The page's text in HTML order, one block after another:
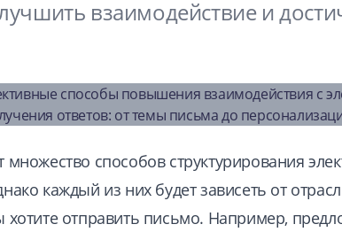
взаимодействие и
множество способов структурирования
каждый из них будет зависеть от
хотите отправить письмо. Например,